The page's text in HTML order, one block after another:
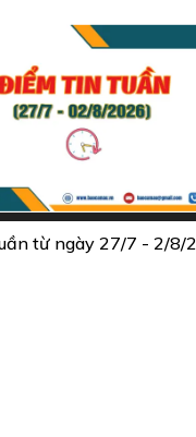
từ ngày 27/7 - 2/8/